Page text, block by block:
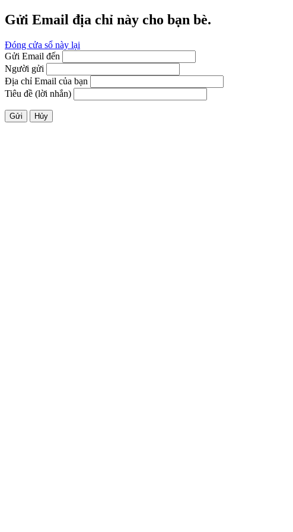
Gửi Email địa chỉ này cho bạn bè.
Đóng cửa sổ này lại
Gửi Email đến
Người gửi
Địa chỉ Email của bạn
Tiêu đề (lời nhắn)
Gửi Hủy